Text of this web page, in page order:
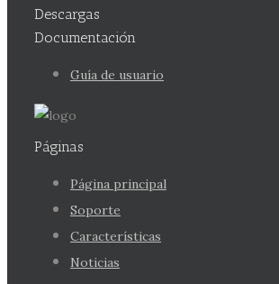
Descargas
Documentación
Guía de usuario
Páginas
Página principal
Soporte
Características
Noticias